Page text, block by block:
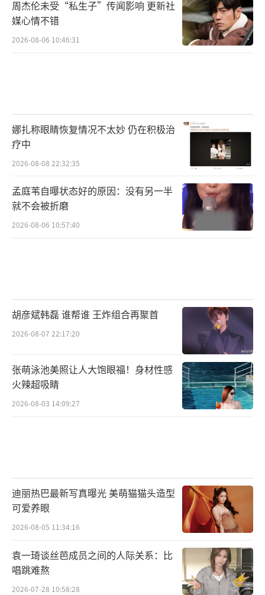
有限公司、杭州佳平影业有限公司、上海有么
字影业有限公司、补拙影视传媒（内蒙古）有
限公司、北京微梦创科网络技术有限公司、抖
音文化（厦门）有限公司、无双（深圳）影业
有限公司、北京国影纵横电影发行有限公司联
合出品。
周杰伦未受“私生子”传闻影响 更新社
媒心情不错
2026-08-06 10:46:31
娜扎称眼睛恢复情况不太妙 仍在积极治
疗中
2026-08-08 22:32:35
孟庭苇自曝状态好的原因：没有另一半
就不会被折磨
2026-08-06 10:57:40
胡彦斌韩磊 谁帮谁 王炸组合再聚首
2026-08-07 22:17:20
张萌泳池美照让人大饱眼福！身材性感
火辣超吸睛
2026-08-03 14:09:27
迪丽热巴最新写真曝光 美萌猫猫头造型
可爱养眼
2026-08-05 11:34:16
袁一琦谈丝芭成员之间的人际关系：比
唱跳难熬
2026-07-28 10:58:28